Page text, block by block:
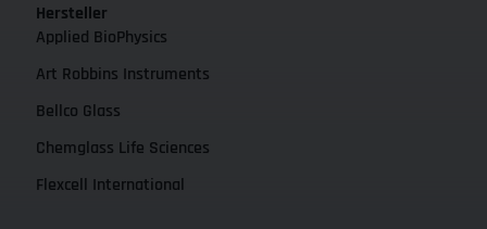
Hersteller
Applied BioPhysics
Art Robbins Instruments
Bellco Glass
Chemglass Life Sciences
Flexcell International